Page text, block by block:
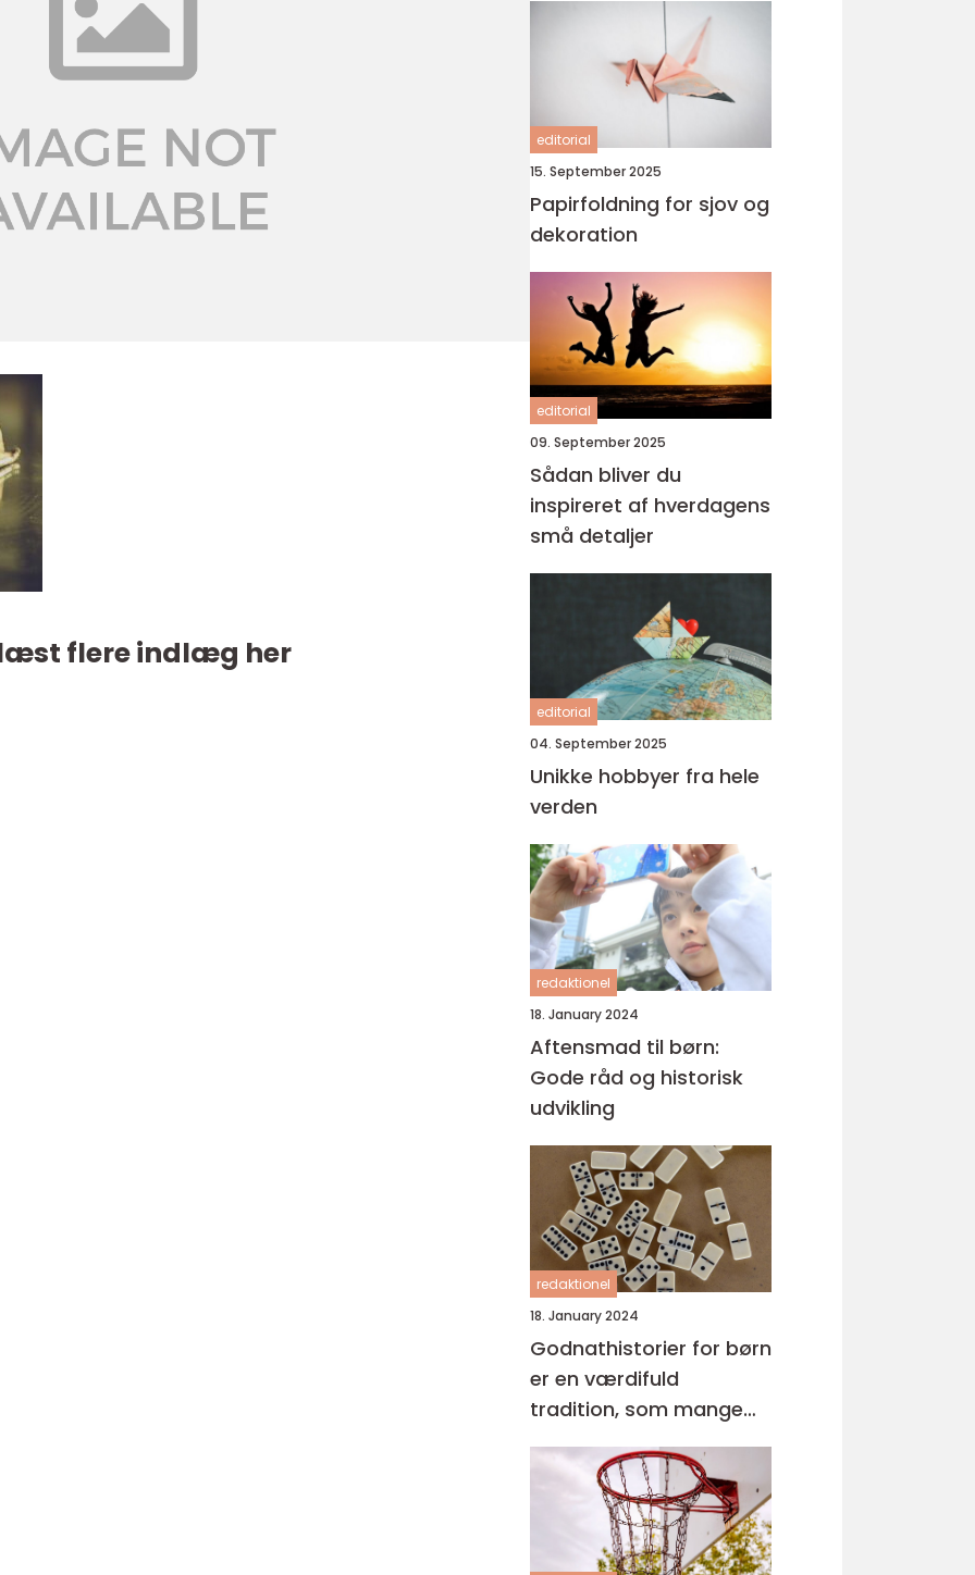
flere indlæg her
editorial
15. September 2025
Papirfoldning for sjov og
dekoration
editorial
09. September 2025
Sådan bliver du
inspireret af hverdagens
små detaljer
editorial
04. September 2025
Unikke hobbyer fra hele
verden
redaktionel
18. January 2024
Aftensmad til børn:
Gode råd og historisk
udvikling
redaktionel
18. January 2024
Godnathistorier for børn
er en værdifuld
tradition, som mange
forældre praktiserer for
at skabe ro og tryghed
omkring sengetid